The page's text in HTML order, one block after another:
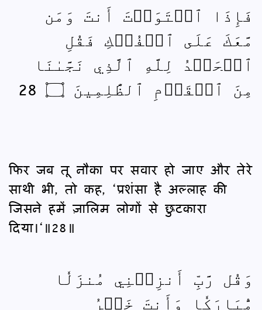
فَإِذَا ٱسۡتَوَيۡتَ أَنتَ وَمَن
مَّعَكَ عَلَى ٱلۡفُلۡكِ فَقُلِ
ٱلۡحَمۡدُ لِلَّهِ ٱلَّذِي نَجَّىٰنَا
مِنَ ٱلۡقَوۡمِ ٱلظَّٰلِمِينَ ۝ 28
फिर जब तू नौका पर सवार हो जाए और तेरे
साथी भी, तो कह, ‘प्रशंसा है अल्लाह की
जिसने हमें ज़ालिम लोगों से छुटकारा
दिया।‘॥28॥
وَقُل رَّبِّ أَنزِلۡنِي مُنزَلٗا
مُّبَارَكٗا وَأَنتَ خَيۡرُ